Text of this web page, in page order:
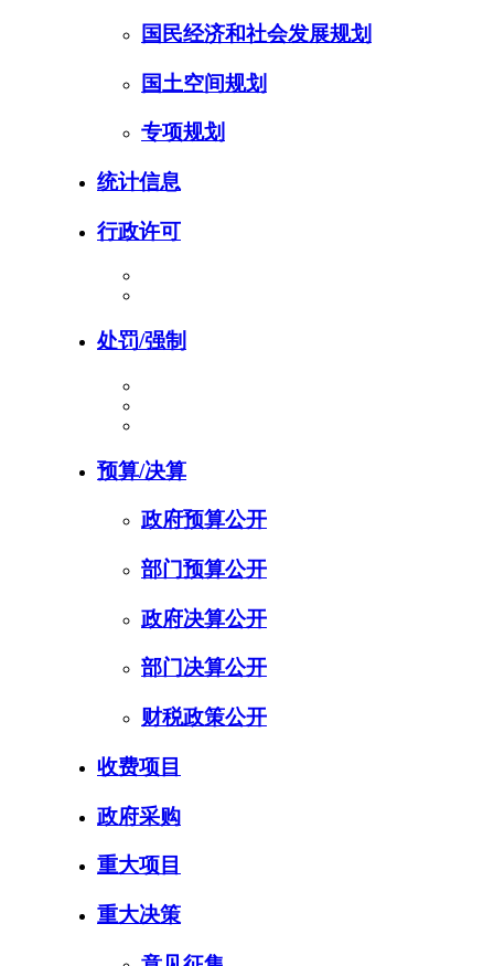
国民经济和社会发展规划
国土空间规划
专项规划
统计信息
行政许可
处罚/强制
预算/决算
政府预算公开
部门预算公开
政府决算公开
部门决算公开
财税政策公开
收费项目
政府采购
重大项目
重大决策